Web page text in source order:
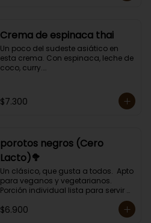
Crema de espinaca thai
Un poco del sudeste asiático en
esta crema. Con espinaca, leche de
coco, curry.
de 400 grs.
$7.300
porotos negros (Cero
Lacto)🥦
Un clásico, que gusta a todos.  Apto
para veganos y vegetarianos.
Porción individual lista para servir
$6.900